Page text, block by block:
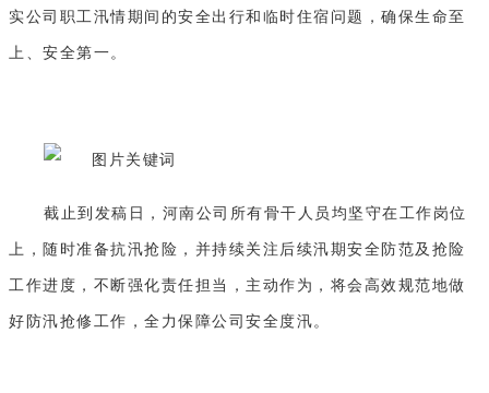
实公司职工汛情期间的安全出行和临时住宿问题，确保生命至
上、安全第一。
截止到发稿日，河南公司所有骨干人员均坚守在工作岗位
上，随时准备抗汛抢险，并持续关注后续汛期安全防范及抢险
工作进度，不断强化责任担当，主动作为，将会高效规范地做
好防汛抢修工作，全力保障公司安全度汛。